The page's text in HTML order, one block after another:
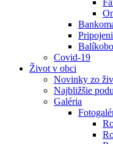
Covid-19
Život v obci
Novinky zo
Najbližšie
Galéria